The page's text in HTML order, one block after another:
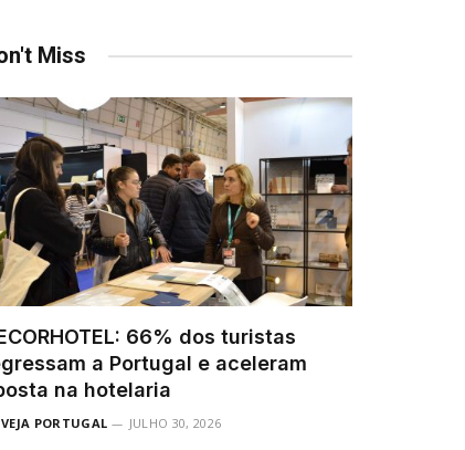
Miss
66% dos turistas
a Portugal e aceleram
na hotelaria
VEJA PORTUGAL JULHO 30, 2026